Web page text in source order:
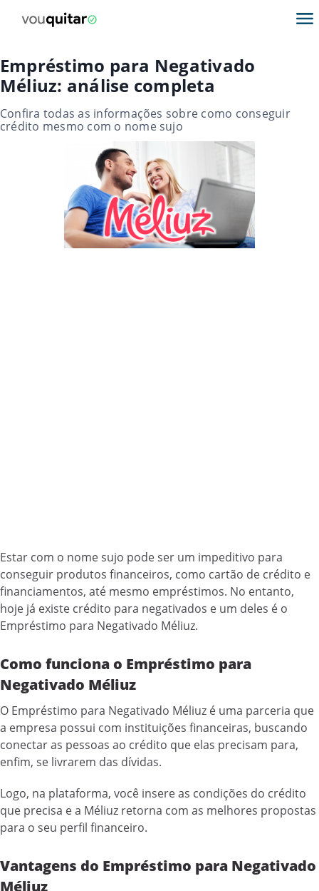
Empréstimo para Negativado
Méliuz: análise completa
Confira todas as informações sobre como conseguir
crédito mesmo com o nome sujo
Estar com o nome sujo pode ser um impeditivo para
conseguir produtos financeiros, como cartão de crédito e
financiamentos, até mesmo empréstimos. No entanto,
hoje já existe crédito para negativados e um deles é o
Empréstimo para Negativado Méliuz.
Como funciona o Empréstimo para
Negativado Méliuz
O Empréstimo para Negativado Méliuz é uma parceria que
a empresa possui com instituições financeiras, buscando
conectar as pessoas ao crédito que elas precisam para,
enfim, se livrarem das dívidas.
Logo, na plataforma, você insere as condições do crédito
que precisa e a Méliuz retorna com as melhores propostas
para o seu perfil financeiro.
Vantagens do Empréstimo para Negativado
Méliuz